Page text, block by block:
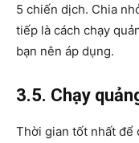
5 chiến dịch. Chia
tiếp là cách chạy
bạn nên áp dụng.
3.5. Chạy
Thời gian tốt nhất để